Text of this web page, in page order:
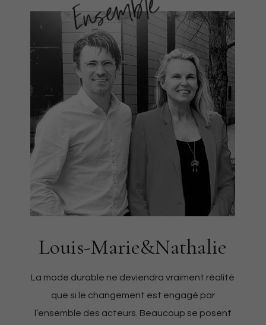
Louis-Marie&Nathalie
La mode durable ne deviendra vraiment réalité
que si le changement est engagé par
l’ensemble des acteurs. Beaucoup se posent